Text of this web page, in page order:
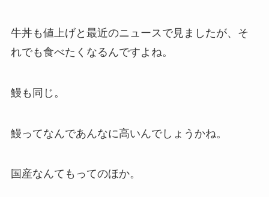
牛丼も値上げと最近のニュースで見ましたが、そ
れでも食べたくなるんですよね。
鰻も同じ。
鰻ってなんであんなに高いんでしょうかね。
国産なんてもってのほか。